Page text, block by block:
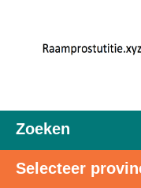
Zoeken
Selecteer